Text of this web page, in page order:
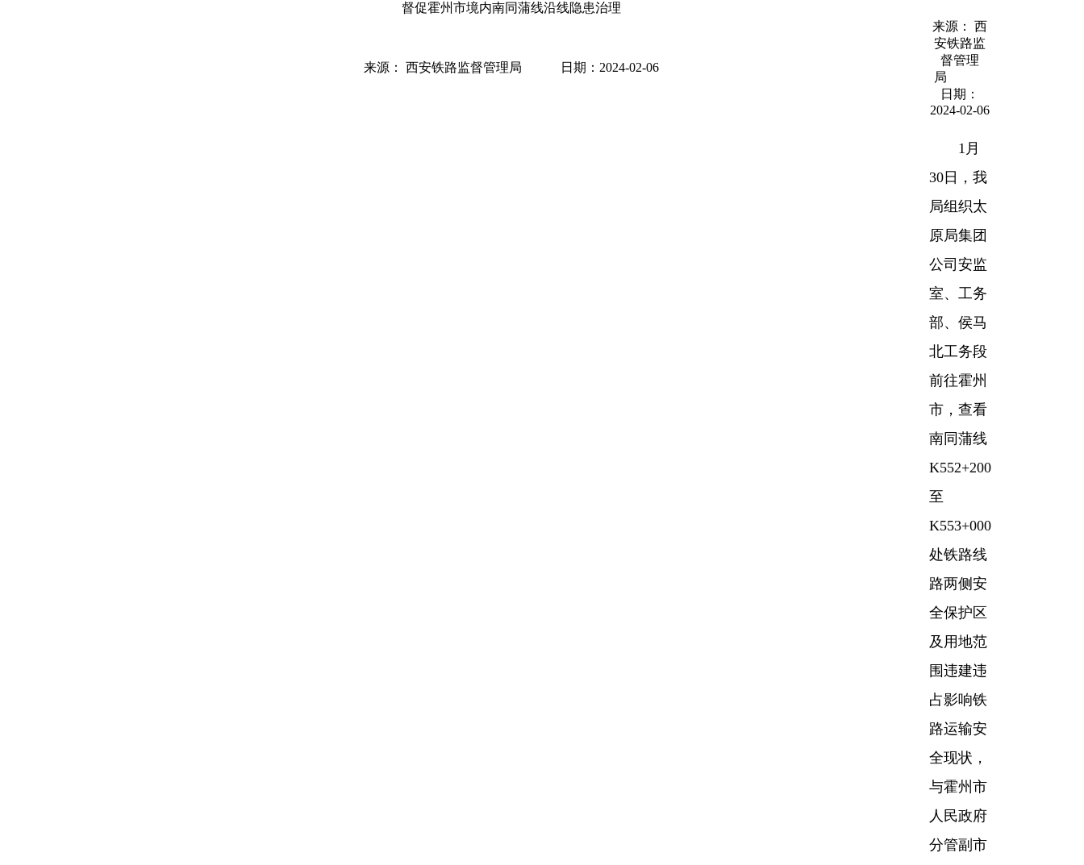
督促霍州市境内南同蒲线沿线隐患治理
来源： 西安铁路监督管理局 日期：2024-02-06
来源： 西
安铁路监
督管理
局
日期：
2024-02-06
1月
30日，我
局组织太
原局集团
公司安监
室、工务
部、侯马
北工务段
前往霍州
市，查看
南同蒲线
K552+200
至
K553+000
处铁路线
路两侧安
全保护区
及用地范
围违建违
占影响铁
路运输安
全现状，
与霍州市
人民政府
分管副市